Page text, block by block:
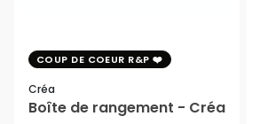
COUP DE COEUR R&P
Créa
Boîte de rangement - Créa